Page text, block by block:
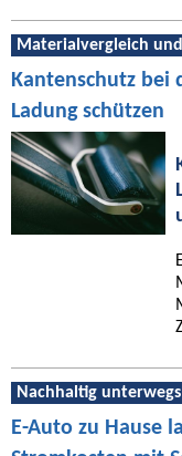
Materialvergleich
Kantenschutz bei
Ladung schützen
Nachhaltig unterwegs
E-Auto zu Hause